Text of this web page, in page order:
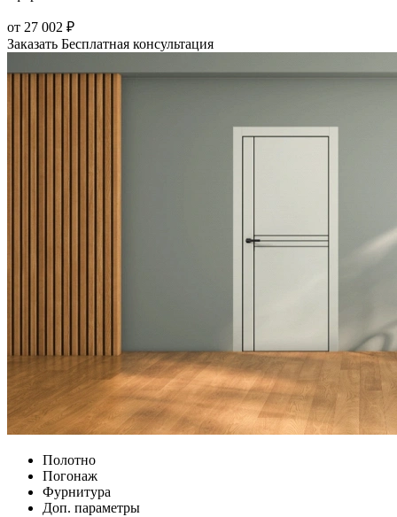
от 27 002 ₽
Заказать Бесплатная консультация
Полотно
Погонаж
Фурнитура
Доп. параметры